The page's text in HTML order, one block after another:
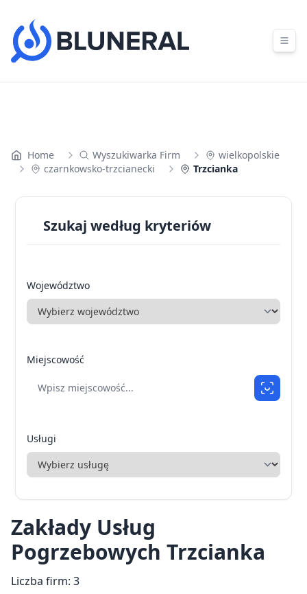
Home Wyszukiwarka Firm
wielkopolskie
czarnkowsko-trzcianecki
Trzcianka
Szukaj według kryteriów
Województwo
Miejscowość
Usługi
Zakłady Usług
Pogrzebowych Trzcianka
Liczba firm: 3